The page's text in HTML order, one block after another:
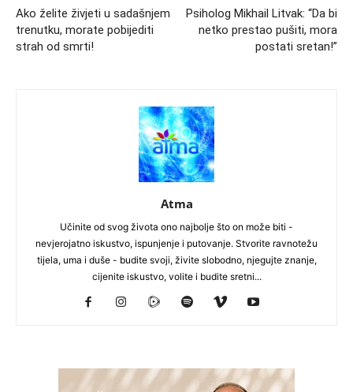
Ako želite živjeti u sadašnjem
trenutku, morate pobijediti
strah od smrti!
Psiholog Mikhail Litvak: “Da bi
netko prestao pušiti, mora
postati sretan!”
Atma
Učinite od svog života ono najbolje što on može biti -
nevjerojatno iskustvo, ispunjenje i putovanje. Stvorite ravnotežu
tijela, uma i duše - budite svoji, živite slobodno, njegujte znanje,
cijenite iskustvo, volite i budite sretni...